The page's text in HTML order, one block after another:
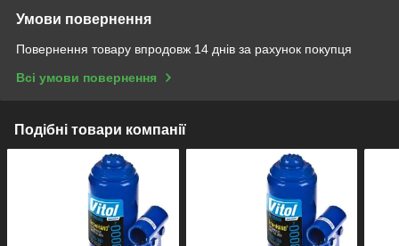
Умови повернення
Повернення товару впродовж 14 днів за рахунок покупця
Всі умови повернення
Подібні товари компанії